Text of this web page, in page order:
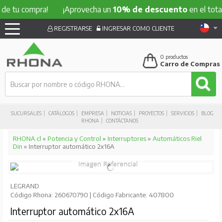
¡Aprovecha un10% de descuentoen el total de tu
SUCURSALES CATÁLOGOS EMPRESA NOTICIAS PROYECTOS SERVICIOS
BLOG
RHONA
CONTÁCTANOS
REGISTRARSE INGRESAR COMO CLIENTE
0 productos
Carro de Compras
RHONA.cl » Potencia y Control » Interruptores» Automáticos Riel
Din » Interruptor automático 2x16A
LEGRAND
Código Rhona: 260670790 | Código Fabricante: 407800
Interruptor automático 2x16A